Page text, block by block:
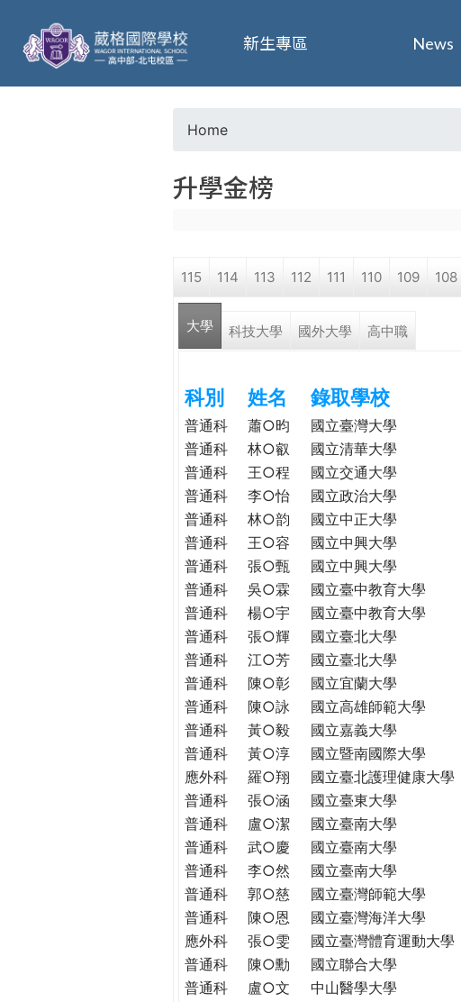
葳
格
o
a
r
h
e
r
e
Home
升學金榜
115 114 113 112 111 110 109 108
大學 科技大學 國外大學 高中職
科別 姓名 錄取學校
普通科 蕭○昀 國立臺灣大學
普通科
林○叡 國立清華大學
普通科
王○程 國立交通大學
普通科
李○怡 國立政治大學
普通科
林○韵 國立中正大學
普通科
王○容 國立中興大學
普通科
張○甄 國立中興大學
普通科
吳○霖 國立臺中教育大學
普通科
楊○宇 國立臺中教育大學
普通科
張○輝 國立臺北大學
普通科
江○芳 國立臺北大學
普通科
陳○彰 國立宜蘭大學
普通科
陳○詠 國立高雄師範大學
普通科
黃○毅 國立嘉義大學
普通科
黃○淳 國立暨南國際大學
應外科
羅○翔 國立臺北護理健康大學
普通科
張○涵 國立臺東大學
普通科
盧○潔 國立臺南大學
普通科
武○慶 國立臺南大學
普通科
李○然 國立臺南大學
普通科
郭○慈 國立臺灣師範大學
普通科
陳○恩 國立臺灣海洋大學
應外科
張○雯 國立臺灣體育運動大學
普通科
陳○勳 國立聯合大學
普通科
盧○文 中山醫學大學
新生專區 News